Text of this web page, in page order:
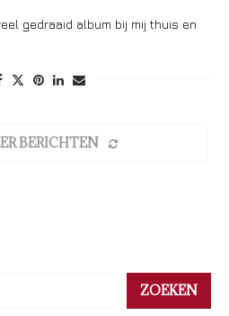
gedraaid album bij mij thuis en
BERICHTEN
ZOEKEN